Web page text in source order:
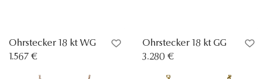
Ohrstecker 18 kt WG
1.567 €
Ohrstecker 18 kt GG
3.280 €